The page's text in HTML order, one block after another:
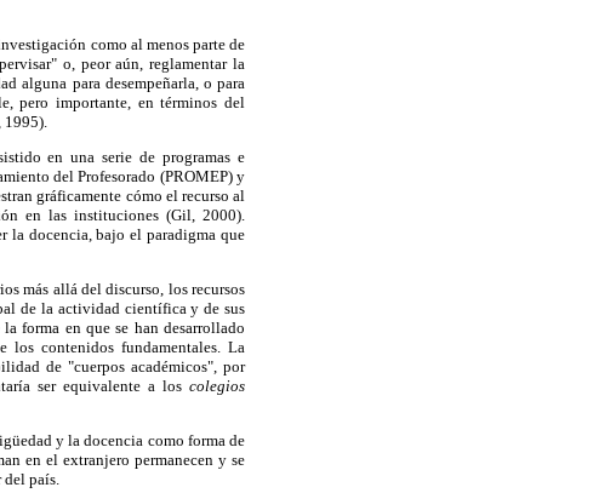
como al menos parte de
o, peor aún, reglamentar la
alguna para desempeñarla, o para
pero importante, en términos del
en una serie de programas e
del Profesorado (PROMEP) y
gráficamente cómo el recurso al
en las instituciones (Gil, 2000).
la docencia, bajo el paradigma que
más allá del discurso, los recursos
de la actividad científica y de sus
forma en que se han desarrollado
los contenidos fundamentales. La
de "cuerpos académicos", por
ser equivalente a los colegios
y la docencia como forma de
en el extranjero permanecen y se
del país.